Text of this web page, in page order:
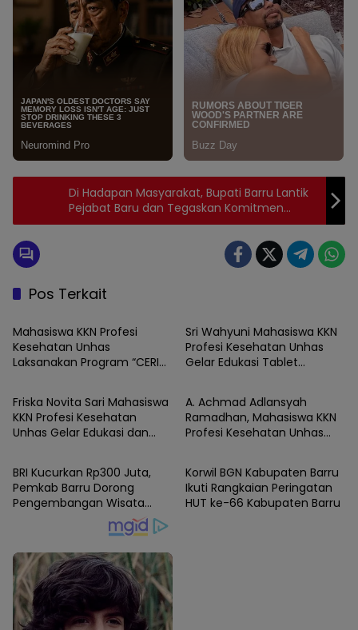
Di Hadapan Masyarakat, Bupati Barru Lantik
Pejabat Baru dan Tegaskan Komitmen
Integritas ASN
Pos Terkait
BARRU
Mahasiswa KKN Profesi
Kesehatan Unhas
Laksanakan Program “CERIA”,
9 Barru
Sri Wahyuni Mahasiswa KKN
Profesi Kesehatan Unhas
Gelar Edukasi Tablet
Sejak Dini di UPTD SMP
Negeri Satap 9 Barru
BARRU
Friska Novita Sari Mahasiswa
KKN Profesi Kesehatan
Unhas Gelar Edukasi dan
Barru
BARRU
A. Achmad Adlansyah
Ramadhan, Mahasiswa KKN
Profesi Kesehatan Unhas
Tangan Pintar”
BARRU
BRI Kucurkan Rp300 Juta,
Pemkab Barru Dorong
Pengembangan Wisata
Pasir Putih Batupute
BARRU
Korwil BGN Kabupaten Barru
Ikuti Rangkaian Peringatan
HUT ke-66 Kabupaten Barru